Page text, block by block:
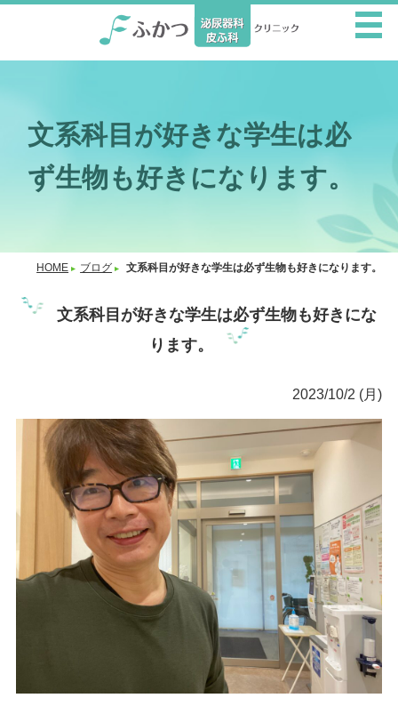
文系科目が好きな学生は必
ず生物も好きになります。
HOME ブログ 文系科目が好きな学生は必ず生物も好きになります。
文系科目が好きな学生は必ず生物も好きにな
ります。
2023/10/2 (月)